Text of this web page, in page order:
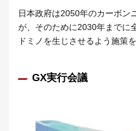
日本政府は2050年のカーボン
が、そのために2030年までに
ドミノを生じさせるよう施策
GX実行会議